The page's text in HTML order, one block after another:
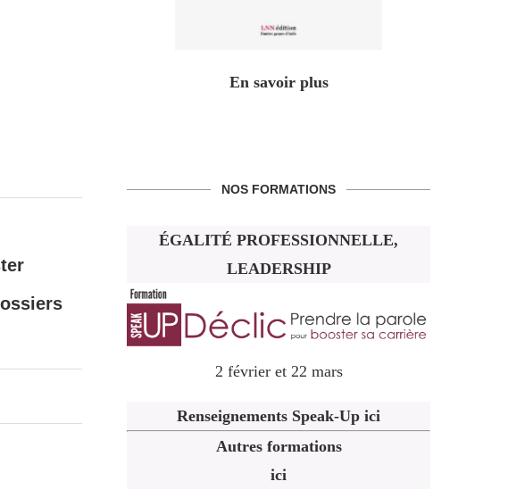
En savoir plus
NOS FORMATIONS
ÉGALITÉ PROFESSIONNELLE,
LEADERSHIP
2 février et 22 mars
Renseignements Speak-Up ici
Autres formations
ici